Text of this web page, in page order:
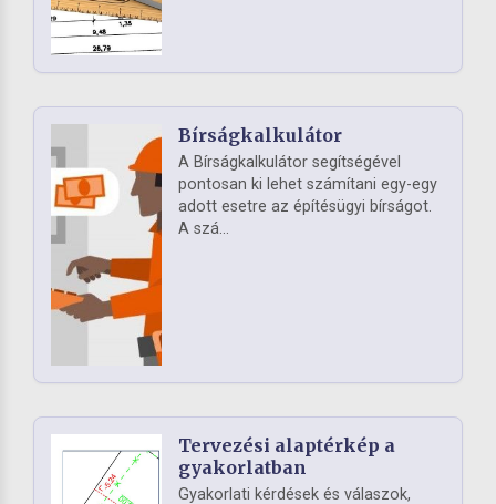
Bírságkalkulátor
A Bírságkalkulátor segítségével
pontosan ki lehet számítani egy-egy
adott esetre az építésügyi bírságot.
A szá...
Tervezési alaptérkép a
gyakorlatban
Gyakorlati kérdések és válaszok,